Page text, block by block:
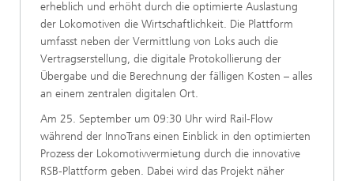
erheblich und erhöht durch die optimierte Auslastung
der Lokomotiven die Wirtschaftlichkeit. Die Plattform
umfasst neben der Vermittlung von Loks auch die
Vertragserstellung, die digitale Protokollierung der
Übergabe und die Berechnung der fälligen Kosten – alles
an einem zentralen digitalen Ort.
Am 25. September um 09:30 Uhr wird Rail-Flow
während der InnoTrans einen Einblick in den optimierten
Prozess der Lokomotivvermietung durch die innovative
RSB-Plattform geben. Dabei wird das Projekt näher